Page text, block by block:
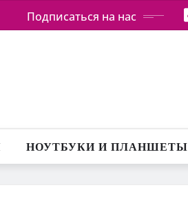
Подписаться на нас
НОУТБУКИ И ПЛАНШЕТЫ